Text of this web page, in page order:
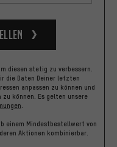
diesen stetig zu verbessern.
die Daten Deiner letzten
anpassen zu können und
können. Es gelten unsere
einem Mindestbestellwert von
Aktionen kombinierbar.